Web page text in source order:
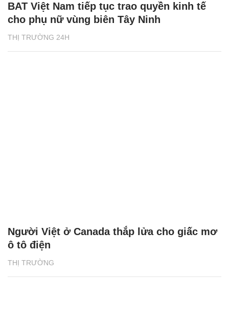
THỊ TRƯỜNG 24H
BAT Việt Nam tiếp tục trao quyền kinh tế
cho phụ nữ vùng biên Tây Ninh
THỊ TRƯỜNG
Người Việt ở Canada thắp lửa cho giấc mơ
ô tô điện